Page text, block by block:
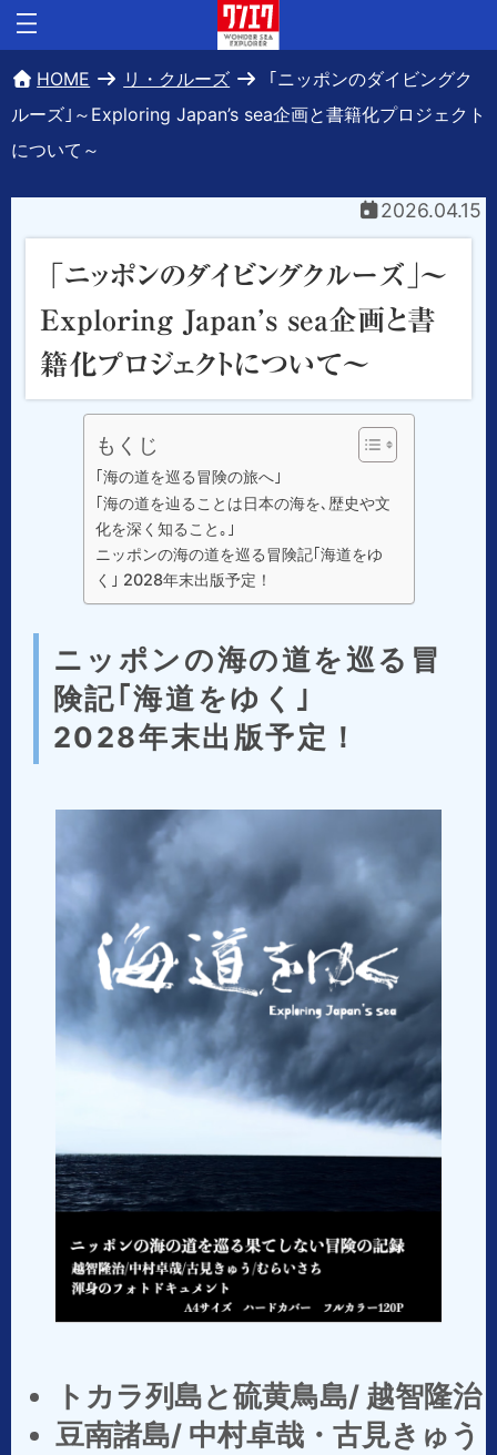
HOME リ・クルーズ
｢ニッポンのダイビングク
ルーズ｣～Exploring Japan’s sea企画と書籍化プロジェクト
について～
2026.04.15
｢ニッポンのダイビングクルーズ｣～
Exploring Japan’s sea企画と書
籍化プロジェクトについて～
もくじ
｢海の道を巡る冒険の旅へ｣
｢海の道を辿ることは日本の海を､歴史や文
化を深く知ること｡｣
ニッポンの海の道を巡る冒険記｢海道をゆ
く｣ 2028年末出版予定！
ニッポンの海の道を巡る冒
険記｢海道をゆく｣
2028年末出版予定！
トカラ列島と硫黄鳥島/ 越智隆治
豆南諸島/ 中村卓哉・古見きゅう